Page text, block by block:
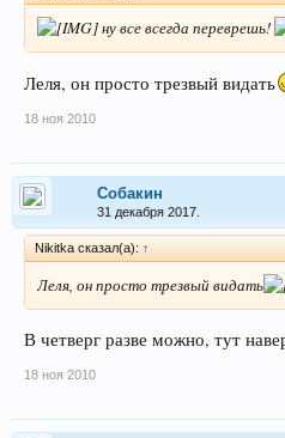
ну все всегда переврешь!
Леля, он просто трезвый видать
18 ноя 2010
Собакин
31 декабря 2017.
Nikitka сказал(а): ↑
Леля, он просто трезвый видать
В четверг разве можно, тут
18 ноя 2010